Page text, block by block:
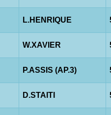
L.HENRIQUE
W.XAVIER
P.ASSIS (AP.3)
D.STAITI